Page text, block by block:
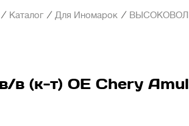
/ Каталог / Для Иномарок /
в (к-т) OE Chery